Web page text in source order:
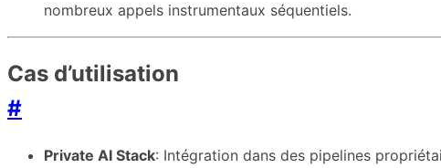
nombreux appels instrumentaux séquentiels.
Cas d’utilisation
#
Private AI Stack: Intégration dans des pipelines